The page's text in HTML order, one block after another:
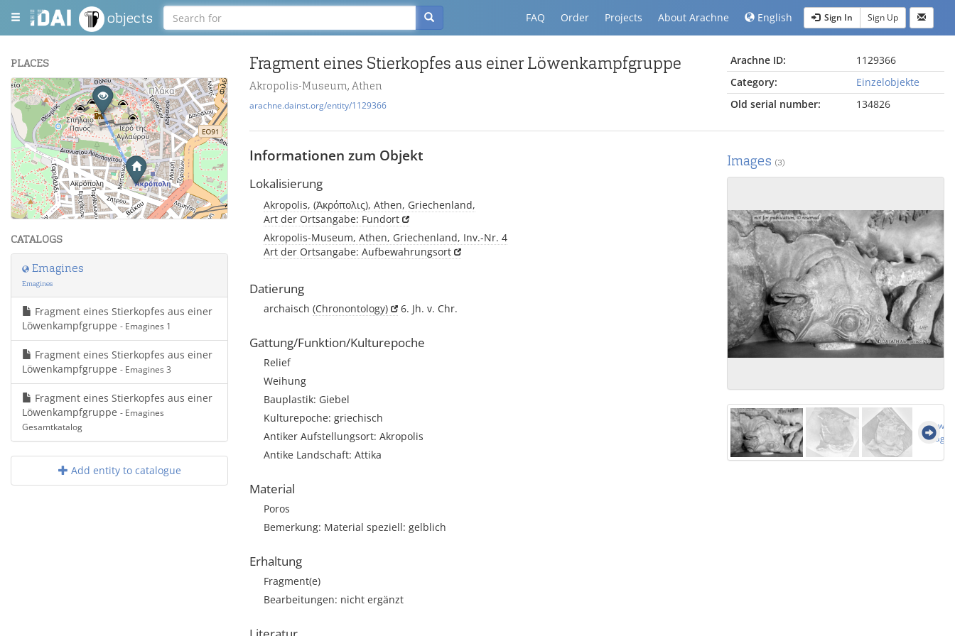
objects FAQ Order Projects About Arachne English Sign In Sign Up
PLACES
+
Leaflet| Maps and Data ©OpenStreetMap.
CATALOGS
Emagines
Emagines
Fragment eines Stierkopfes aus einer
Löwenkampfgruppe - Emagines 1
Fragment eines Stierkopfes aus einer
Löwenkampfgruppe - Emagines 3
Fragment eines Stierkopfes aus einer
Löwenkampfgruppe - Emagines
Gesamtkatalog
Add entity to catalogue
Fragment eines Stierkopfes aus einer Löwenkampfgruppe
Akropolis-Museum, Athen
arachne.dainst.org/entity/1129366
Arachne ID:
1129366
Category:
Einzelobjekte
Old serial number:
134826
Informationen zum Objekt
Lokalisierung
Akropolis, (Ἀκρόπολις), Athen, Griechenland,
Art der Ortsangabe: Fundort
Akropolis-Museum, Athen, Griechenland, Inv.-Nr. 4
Art der Ortsangabe: Aufbewahrungsort
Datierung
archaisch (Chronontology) 6. Jh. v. Chr.
Gattung/Funktion/Kulturepoche
Relief
Weihung
Bauplastik: Giebel
Kulturepoche: griechisch
Antiker Aufstellungsort: Akropolis
Antike Landschaft: Attika
Material
Poros
Bemerkung: Material speziell: gelblich
Erhaltung
Fragment(e)
Bearbeitungen: nicht ergänzt
Images (3)
Show all
images